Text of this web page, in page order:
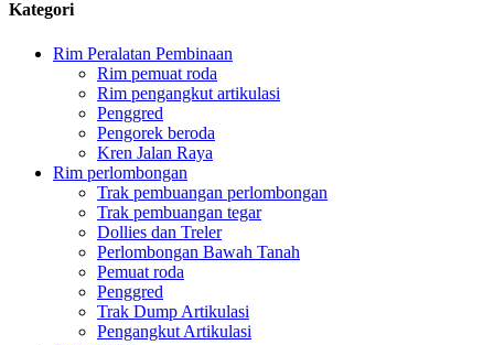
Kategori
Rim Peralatan Pembinaan
Rim pemuat roda
Rim pengangkut artikulasi
Penggred
Pengorek beroda
Kren Jalan Raya
Rim perlombongan
Trak pembuangan perlombongan
Trak pembuangan tegar
Dollies dan Treler
Perlombongan Bawah Tanah
Pemuat roda
Penggred
Trak Dump Artikulasi
Pengangkut Artikulasi